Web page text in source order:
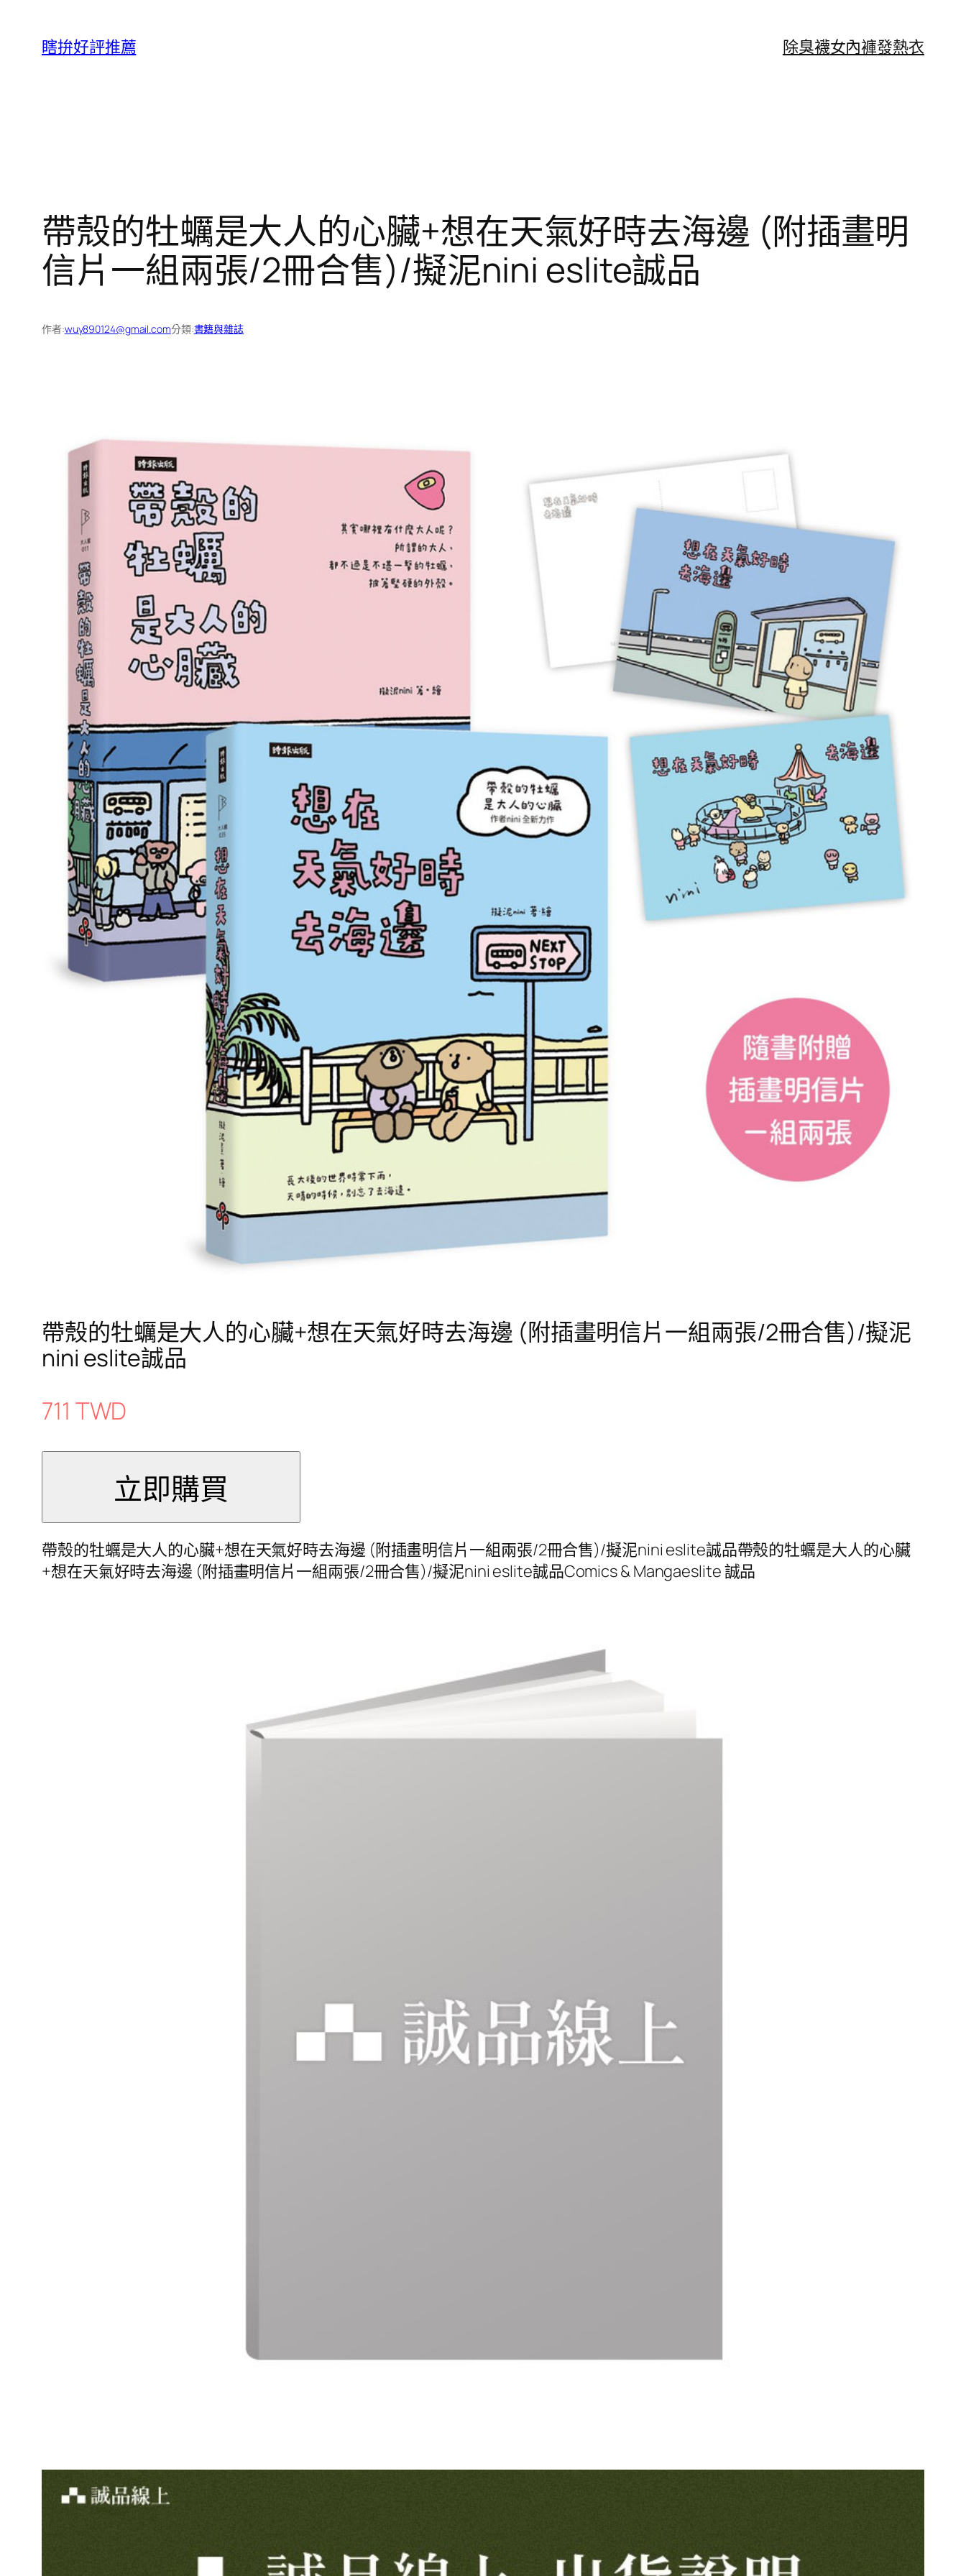
瞎拚好評推薦 除臭襪女內褲發熱衣
帶殼的牡蠣是大人的心臟+想在天氣好時去海邊 (附插畫明
信片一組兩張/2冊合售)/擬泥nini eslite誠品
作者:wuy890124@gmail.com分類:書籍與雜誌
帶殼的牡蠣是大人的心臟+想在天氣好時去海邊 (附插畫明信片一組兩張/2冊合售)/擬泥
nini eslite誠品
711 TWD
帶殼的牡蠣是大人的心臟+想在天氣好時去海邊 (附插畫明信片一組兩張/2冊合售)/擬泥nini eslite誠品帶殼的牡蠣是大人的心臟
+想在天氣好時去海邊 (附插畫明信片一組兩張/2冊合售)/擬泥nini eslite誠品Comics & Mangaeslite 誠品